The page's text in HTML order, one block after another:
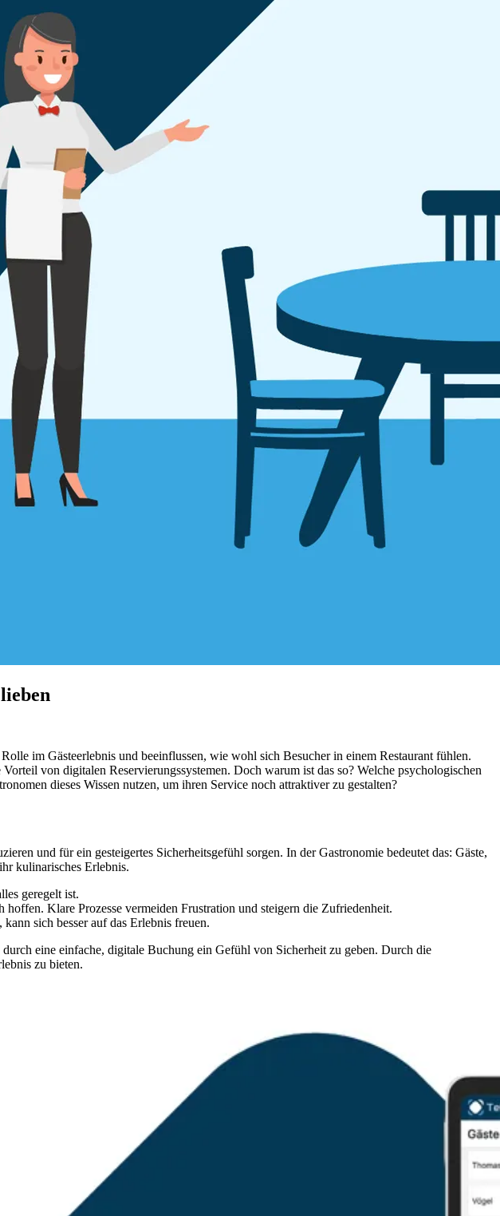
im Gästeerlebnis und beeinflussen, wie wohl sich Besucher in einem Restaurant fühlen.
von digitalen Reservierungssystemen. Doch warum ist das so? Welche psychologischen
dieses Wissen nutzen, um ihren Service noch attraktiver zu gestalten?
und für ein gesteigertes Sicherheitsgefühl sorgen. In der Gastronomie bedeutet das: Gäste,
kulinarisches Erlebnis.
geregelt ist.
Klare Prozesse vermeiden Frustration und steigern die Zufriedenheit.
sich besser auf das Erlebnis freuen.
eine einfache, digitale Buchung ein Gefühl von Sicherheit zu geben. Durch die
zu bieten.